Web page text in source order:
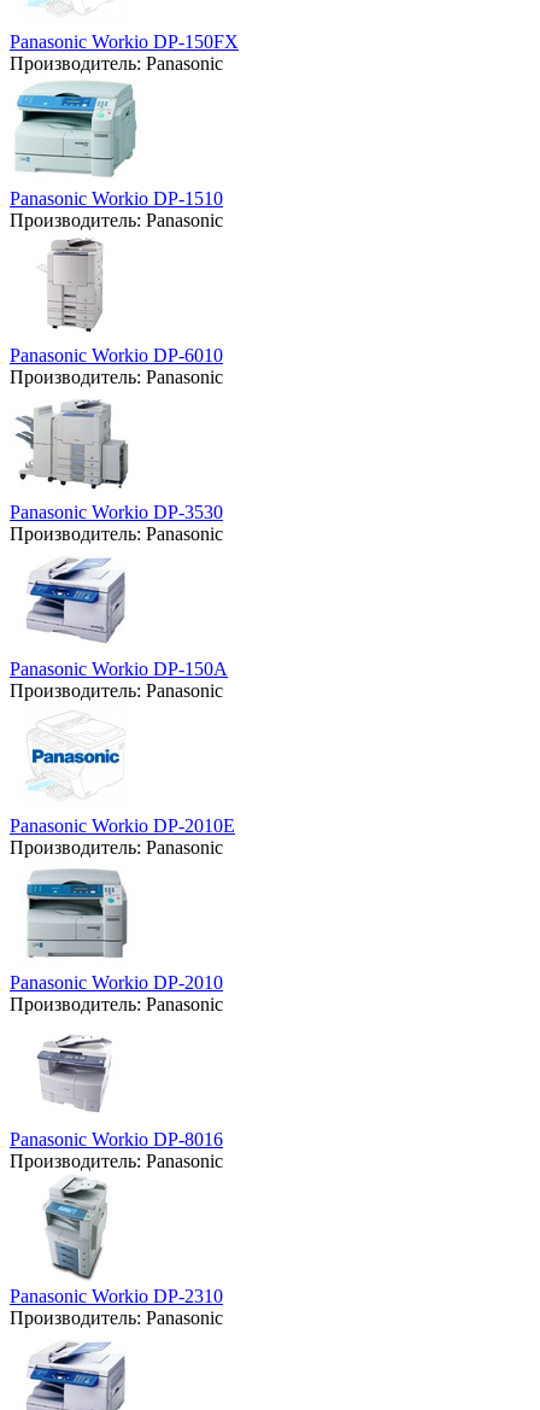
Panasonic Workio DP-150FX
Производитель: Panasonic
Panasonic Workio DP-1510
Производитель: Panasonic
Panasonic Workio DP-6010
Производитель: Panasonic
Panasonic Workio DP-3530
Производитель: Panasonic
Panasonic Workio DP-150A
Производитель: Panasonic
Panasonic Workio DP-2010E
Производитель: Panasonic
Panasonic Workio DP-2010
Производитель: Panasonic
Panasonic Workio DP-8016
Производитель: Panasonic
Panasonic Workio DP-2310
Производитель: Panasonic